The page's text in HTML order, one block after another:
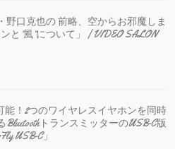
野口克也の 前略、空からお邪魔しま
と”風”について」 | VIDEO SALON
能！2つのワイヤレスイヤホンを同時
トランスミッターのUSB-C版
USB-C」